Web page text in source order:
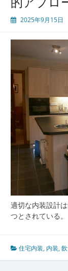
ら
始
る
設
装
で
差
つ
く
集
客
快
適
性
密
2025年9月15日
適切な内装設計
つとされている。
住宅内装, 内装,